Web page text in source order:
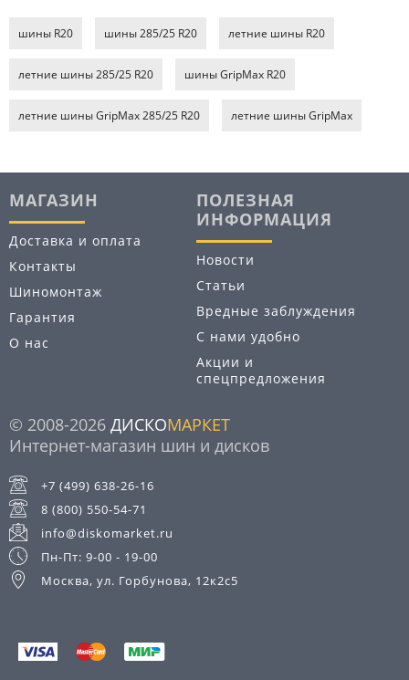
шины R20 шины 285/25 R20 летние шины R20
летние шины 285/25 R20 шины GripMax R20
летние шины GripMax 285/25 R20 летние шины GripMax
МАГАЗИН
Доставка и оплата
Контакты
Шиномонтаж
Гарантия
О нас
ПОЛЕЗНАЯ
ИНФОРМАЦИЯ
Новости
Статьи
Вредные заблуждения
С нами удобно
Акции и
спецпредложения
© 2008-2026 ДИСКОМАРКЕТ
Интернет-магазин шин и дисков
+7 (499) 638-26-16
8 (800) 550-54-71
info@diskomarket.ru
Пн-Пт: 9-00 - 19-00
Москва, ул. Горбунова, 12к2с5